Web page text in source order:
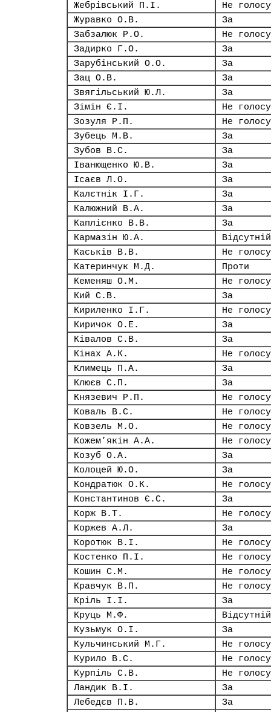
Жебрівський П.І.
Не
Журавко О.В.
За
Забзалюк Р.О.
Не
Задирко Г.О.
За
Зарубінський О.О.
За
Зац О.В.
За
Звягільський Ю.Л.
За
Зімін Є.І.
Не
Зозуля Р.П.
Не
Зубець М.В.
За
Зубов В.С.
За
Іванющенко Ю.В.
За
Ісаєв Л.О.
За
Калєтнік І.Г.
За
Калюжний В.А.
За
Каплієнко В.В.
За
Кармазін Ю.А.
Відсутній
Каськів В.В.
Не
Катеринчук М.Д.
Проти
Кеменяш О.М.
Не
Кий С.В.
За
Кириленко І.Г.
Не
Киричок О.Е.
За
Ківалов С.В.
За
Кінах А.К.
Не
Климець П.А.
За
Клюєв С.П.
За
Князевич Р.П.
Не
Коваль В.С.
Не
Ковзель М.О.
Не
Кожем’якін А.А.
Не
Козуб О.А.
За
Колоцей Ю.О.
За
Кондратюк О.К.
Не
Константинов Є.С.
За
Корж В.Т.
Не
Коржев А.Л.
За
Коротюк В.І.
Не
Костенко П.І.
Не
Кошин С.М.
Не
Кравчук В.П.
Не
Кріль І.І.
За
Круць М.Ф.
Відсутній
Кузьмук О.І.
За
Кульчинський М.Г.
Не
Курило В.С.
Не
Курпіль С.В.
Не
Ландик В.І.
За
Лебедєв П.В.
За